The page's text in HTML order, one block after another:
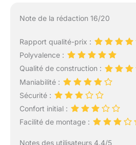
Note de la rédaction 16/20
Rapport qualité-prix :
Polyvalence :
Qualité de construction :
Maniabilité :
Sécurité :
Confort initial :
Facilité de montage :
Notes des utilisateurs 4.4/5